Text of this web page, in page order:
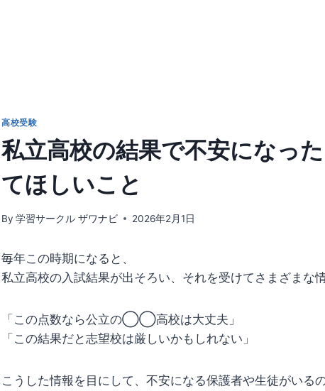
高校受験
私立高校の結果で不安になっ
てほしいこと
By 学習サークル ザワナビ 2026年2月1日
毎年この時期になると、
私立高校の入試結果が出そろい、それを受けてさまざまな
「この点数なら公立の◯◯高校は大丈夫」
「この結果だと志望校は厳しいかもしれない」
こうした情報を目にして、不安になる保護者や生徒がいる